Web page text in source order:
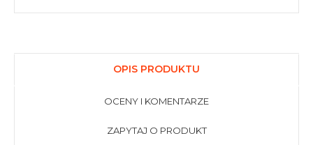
OPIS PRODUKTU
OCENY I KOMENTARZE
ZAPYTAJ O PRODUKT